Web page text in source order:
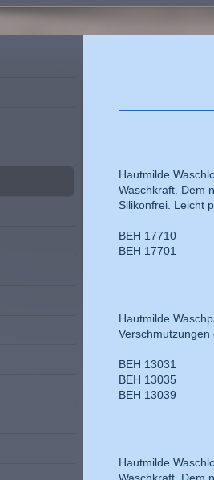
Hautmilde
Waschkraft. Dem
Silikonfrei. Leicht
BEH 17710
BEH
Hautmilde
Verschmutzungen
BEH
BEH
BEH 13039
Hautmilde